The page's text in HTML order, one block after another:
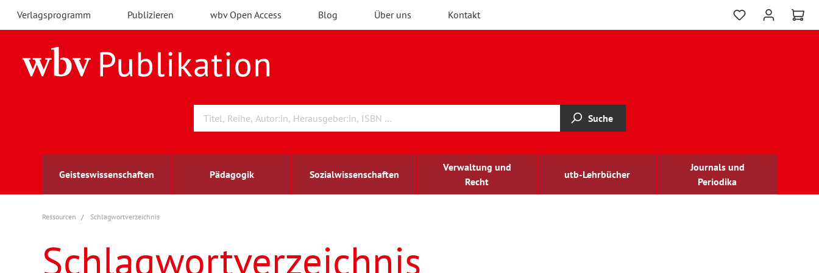
Verlagsprogramm Publizieren wbv Open Access Blog Über uns Kontakt
Suche
Geisteswissenschaften Pädagogik Sozialwissenschaften
Verwaltung und
Recht
utb-Lehrbücher
Journals und
Periodika
Archäologie
Berufs- und Wirtschaftspädagogik
Arbeitsmarktforschung
Außenwirtschaft
berufsbildung
Ressourcen Schlagwortverzeichnis
Schlagwortverzeichnis